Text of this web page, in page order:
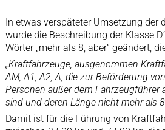
In etwas verspäteter Umsetzung der
wurde die Beschreibung der Klasse
Wörter „mehr als 8, aber“ geändert,
„Kraftfahrzeuge, ausgenommen
AM, A1, A2, A, die zur Beförderung
Personen außer dem Fahrzeugführer
sind und deren Länge nicht mehr als
Damit ist für die Führung von